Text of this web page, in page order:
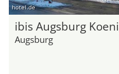
hotel.de
ibis Augsburg
Augsburg